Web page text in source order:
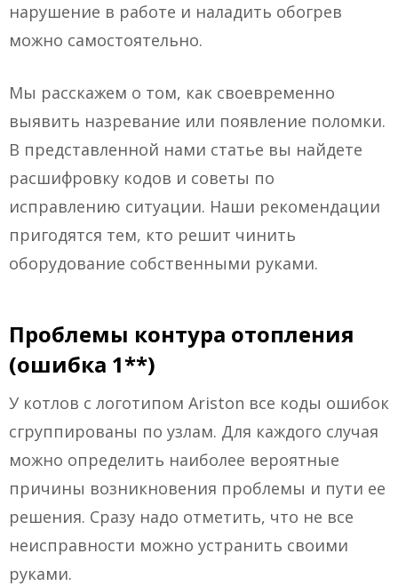
нарушение в работе и наладить обогрев
можно самостоятельно.
Мы расскажем о том, как своевременно
выявить назревание или появление поломки.
В представленной нами статье вы найдете
расшифровку кодов и советы по
исправлению ситуации. Наши рекомендации
пригодятся тем, кто решит чинить
оборудование собственными руками.
Проблемы контура отопления
(ошибка 1**)
У котлов с логотипом Ariston все коды ошибок
сгруппированы по узлам. Для каждого случая
можно определить наиболее вероятные
причины возникновения проблемы и пути ее
решения. Сразу надо отметить, что не все
неисправности можно устранить своими
руками.